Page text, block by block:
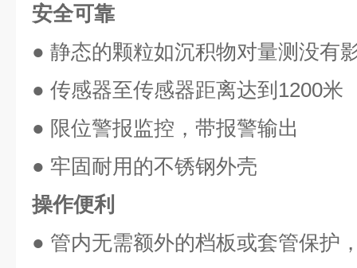
安全可靠
● 静态的颗粒如沉积物对量测没有
● 传感器至传感器距离达到1200米
● 限位警报监控，带报警输出
● 牢固耐用的不锈钢外壳
操作便利
● 管内无需额外的档板或套管保护